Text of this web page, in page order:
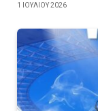
1 ΙΟΥΛΊΟΥ 2026